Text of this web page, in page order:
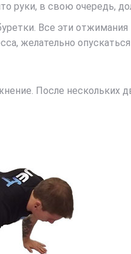
руки, в свою очередь,
Все эти
желательно
После нескольких